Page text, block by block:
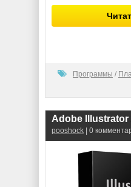
Программы /
pooshock | 0